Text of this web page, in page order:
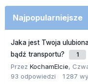
Najpopularniejsze
Jaka jest Twoja
bądź transportu?
1
Przez KochamElcie,
93 odpowiedzi 1 287